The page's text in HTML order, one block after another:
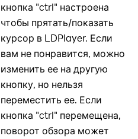
кнопка "ctrl" настроена
чтобы прятать/показать
курсор в LDPlayer. Если
вам не понравится, можно
изменить ее на другую
кнопку, но нельзя
переместить ее. Если
кнопка "ctrl" перемещена,
поворот обзора может